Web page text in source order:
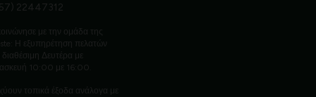
22447312
με την ομάδα της
Η εξυπηρέτηση πελατών
διαθέσιμη Δευτέρα με
10:00 με 16:00.
τοπικά έξοδα ανάλογα με